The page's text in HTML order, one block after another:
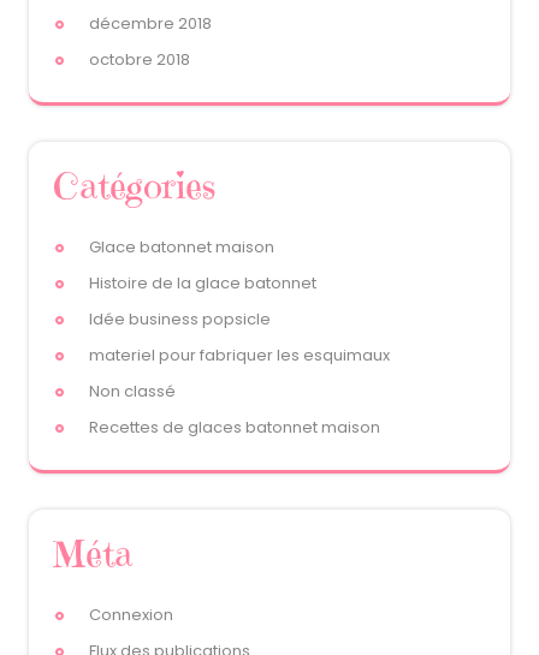
décembre 2018
octobre 2018
Catégories
Glace batonnet maison
Histoire de la glace batonnet
Idée business popsicle
materiel pour fabriquer les esquimaux
Non classé
Recettes de glaces batonnet maison
Méta
Connexion